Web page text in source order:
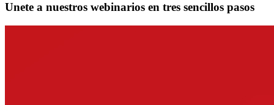
Unete a nuestros webinarios en tres sencillos pasos